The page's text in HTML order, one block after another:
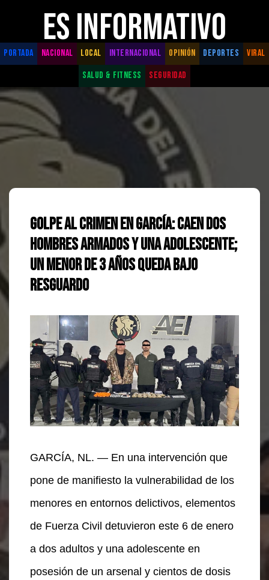
ES INFORMATIVO
PORTADA NACIONAL LOCAL INTERNACIONAL OPINIÓN DEPORTES
VIRAL
SALUD & FITNESS
SEGURIDAD
Golpe al crimen en García: Caen dos
hombres armados y una adolescente;
un menor de 3 años queda bajo
resguardo
GARCÍA, NL. — En una intervención que
pone de manifiesto la vulnerabilidad de los
menores en entornos delictivos, elementos
de Fuerza Civil detuvieron este 6 de enero
a dos adultos y una adolescente en
posesión de un arsenal y cientos de dosis